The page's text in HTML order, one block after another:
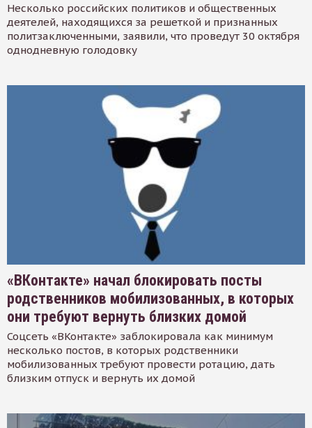
Несколько российских политиков и общественных
деятелей, находящихся за решеткой и признанных
политзаключенными, заявили, что проведут 30 октября
однодневную голодовку
«ВКонтакте» начал блокировать посты
родственников мобилизованных, в которых
они требуют вернуть близких домой
Соцсеть «ВКонтакте» заблокировала как минимум
несколько постов, в которых родственники
мобилизованных требуют провести ротацию, дать
близким отпуск и вернуть их домой